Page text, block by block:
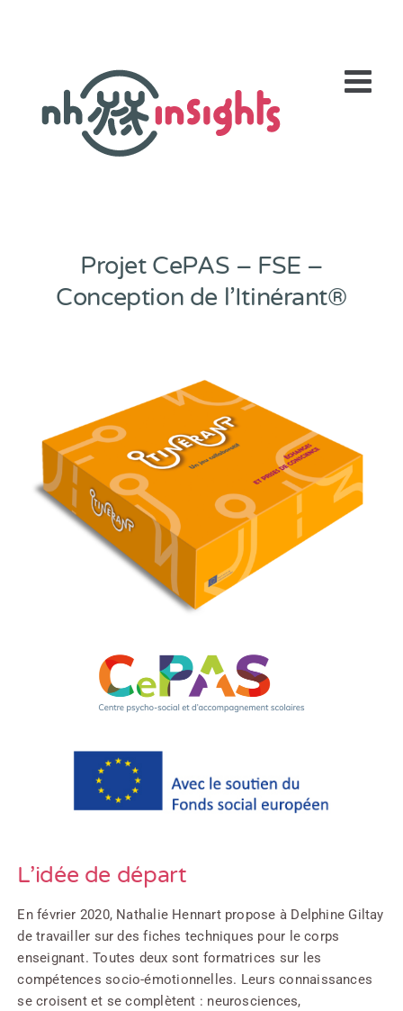
Projet CePAS – FSE –
Conception de l’Itinérant®
L’idée de départ
En février 2020, Nathalie Hennart propose à Delphine Giltay
de travailler sur des fiches techniques pour le corps
enseignant. Toutes deux sont formatrices sur les
compétences socio-émotionnelles. Leurs connaissances
se croisent et se complètent : neurosciences,